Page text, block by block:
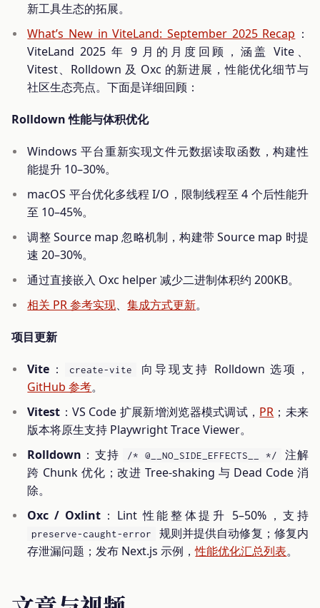
新工具生态的拓展。
What’s New in ViteLand: September 2025 Recap ：
ViteLand 2025 年 9 月的月度回顾，涵盖 Vite、
Vitest、Rolldown 及 Oxc 的新进展，性能优化细节与
社区生态亮点。下面是详细回顾：
Rolldown 性能与体积优化
Windows 平台重新实现文件元数据读取函数，构建性
能提升 10–30%。
macOS 平台优化多线程 I/O，限制线程至 4 个后性能升
至 10–45%。
调整 Source map 忽略机制，构建带 Source map 时提
速 20–30%。
通过直接嵌入 Oxc helper 减少二进制体积约 200KB。
相关 PR 参考实现、集成方式更新。
项目更新
Vite ： create-vite
向导现支持 Rolldown 选项，
GitHub 参考。
Vitest ：VS Code 扩展新增浏览器模式调试， PR ；未来
版本将原生支持 Playwright Trace Viewer。
Rolldown ：支持 /* @__NO_SIDE_EFFECTS__ */
注解
跨 Chunk 优化；改进 Tree-shaking 与 Dead Code 消
除。
Oxc / Oxlint：Lint 性能整体提升 5–50%，支持
preserve-caught-error
规则并提供自动修复；修复内
存泄漏问题；发布 Next.js 示例，性能优化汇总列表。